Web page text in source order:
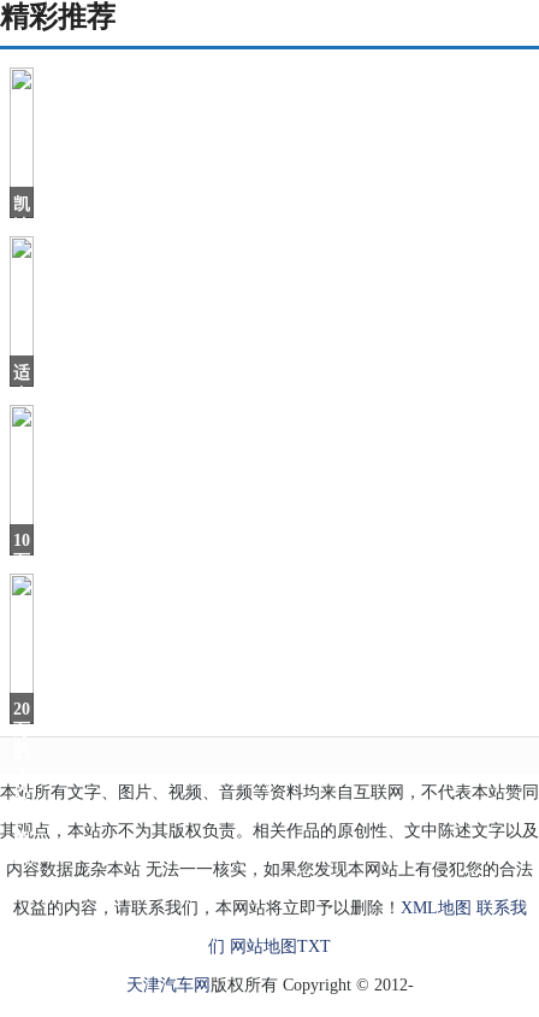
精彩推荐
凯
拉
适
年
10
万
级
20
万
众
跑
CC
本站所有文字、图片、视频、音频等资料均来自互联网，不代表本站赞同
其观点，本站亦不为其版权负责。相关作品的原创性、文中陈述文字以及
内容数据庞杂本站 无法一一核实，如果您发现本网站上有侵犯您的合法
权益的内容，请联系我们，本网站将立即予以删除！ XML地图 联系我
们 网站地图 TXT
天津汽车网 版权所有 Copyright © 2012-